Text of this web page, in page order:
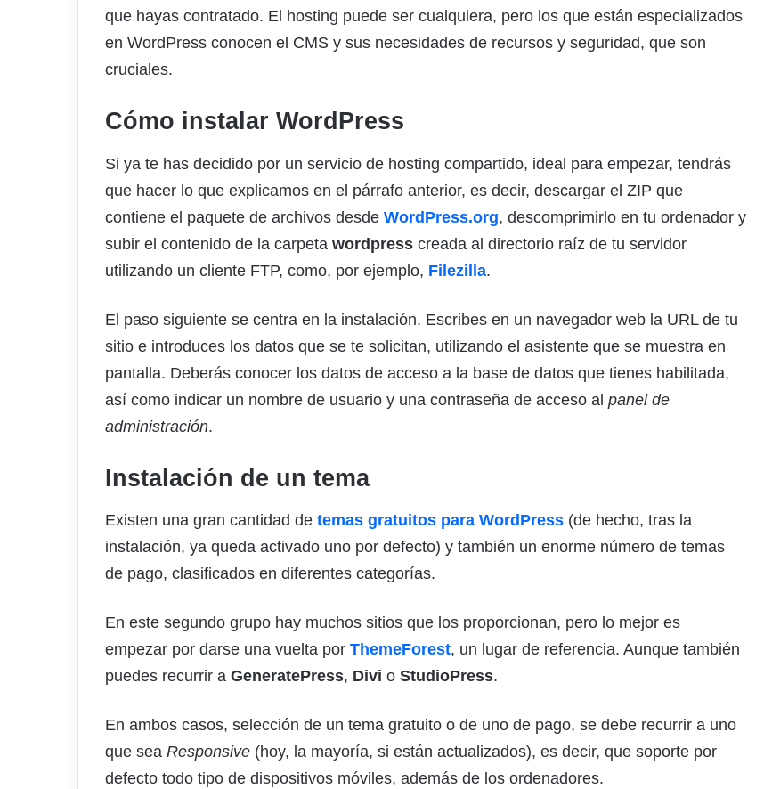
que hayas contratado. El hosting puede ser cualquiera, pero los que están especializados
en WordPress conocen el CMS y sus necesidades de recursos y seguridad, que son
cruciales.
Cómo instalar WordPress
Si ya te has decidido por un servicio de hosting compartido, ideal para empezar, tendrás
que hacer lo que explicamos en el párrafo anterior, es decir, descargar el ZIP que
contiene el paquete de archivos desde WordPress.org, descomprimirlo en tu ordenador y
subir el contenido de la carpeta wordpress creada al directorio raíz de tu servidor
utilizando un cliente FTP, como, por ejemplo, Filezilla.
El paso siguiente se centra en la instalación. Escribes en un navegador web la URL de tu
sitio e introduces los datos que se te solicitan, utilizando el asistente que se muestra en
pantalla. Deberás conocer los datos de acceso a la base de datos que tienes habilitada,
así como indicar un nombre de usuario y una contraseña de acceso al panel de
administración.
Instalación de un tema
Existen una gran cantidad de temas gratuitos para WordPress (de hecho, tras la
instalación, ya queda activado uno por defecto) y también un enorme número de temas
de pago, clasificados en diferentes categorías.
En este segundo grupo hay muchos sitios que los proporcionan, pero lo mejor es
empezar por darse una vuelta por ThemeForest, un lugar de referencia. Aunque también
puedes recurrir a GeneratePress, Divi o StudioPress.
En ambos casos, selección de un tema gratuito o de uno de pago, se debe recurrir a uno
que sea Responsive (hoy, la mayoría, si están actualizados), es decir, que soporte por
defecto todo tipo de dispositivos móviles, además de los ordenadores.